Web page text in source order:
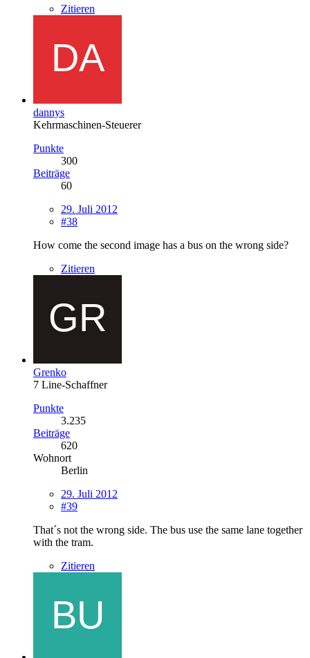
Zitieren
dannys
Kehrmaschinen-Steuerer
Punkte
300
Beiträge
60
29. Juli 2012
#38
How come the second image has a bus on the wrong side?
Zitieren
Grenko
7 Line-Schaffner
Punkte
3.235
Beiträge
620
Wohnort
Berlin
29. Juli 2012
#39
That´s not the wrong side. The bus use the same lane together
with the tram.
Zitieren